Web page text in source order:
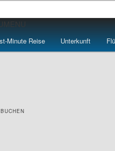
MENU
Minute Reise Unterkunft